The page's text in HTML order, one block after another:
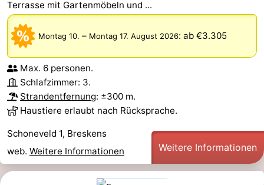
Terrasse mit Gartenmöbeln und ...
Montag 10. – Montag 17. August 2026: ab €3.305
Max. 6 personen.
Schlafzimmer: 3.
Strandentfernung: ±300 m.
Haustiere erlaubt nach Rücksprache.
Schoneveld 1, Breskens
web. Weitere Informationen Weitere Informationen